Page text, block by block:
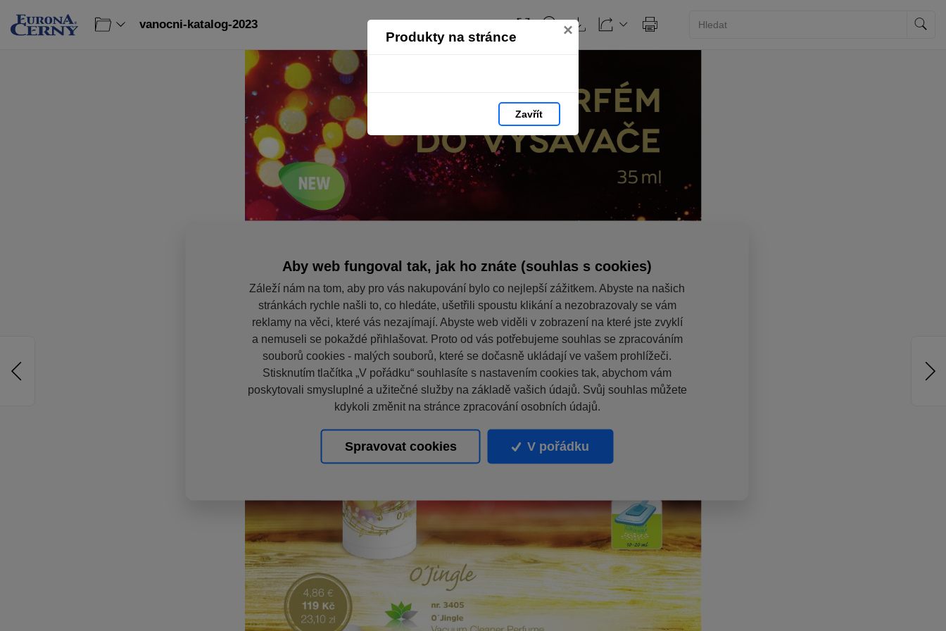
Produkty na stránce ×
Zavřít
vanocni-katalog-2023
Aby web fungoval tak, jak ho znáte (souhlas s cookies)
Záleží nám na tom, aby pro vás nakupování bylo co nejlepší zážitkem. Abyste na našich
stránkách rychle našli to, co hledáte, ušetřili spoustu klikání a nezobrazovaly se vám
reklamy na věci, které vás nezajímají. Abyste web viděli v zobrazení na které jste zvyklí
a nemuseli se pokaždé přihlašovat. Proto od vás potřebujeme souhlas se zpracováním
souborů cookies - malých souborů, které se dočasně ukládají ve vašem prohlížeči.
Stisknutím tlačítka „V pořádku“ souhlasíte s nastavením cookies tak, abychom vám
poskytovali smysluplné a užitečné služby na základě vašich údajů. Svůj souhlas můžete
kdykoli změnit na stránce zpracování osobních údajů.
Spravovat cookies V pořádku